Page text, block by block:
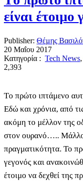
είναι έτοιμο
Publisher: Θέμης
20 Μαΐου 2017
Κατηγορία : Tech News,
2,393
Tο πρώτο ιπτάμενο
Εδώ και χρόνια, από
ακόμη το μέλλον της
στον ουρανό…..
πραγματικότητα. Το
γεγονός και
έτοιμο να δεχθεί της